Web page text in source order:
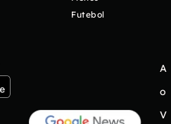
Futebol
A
o
V